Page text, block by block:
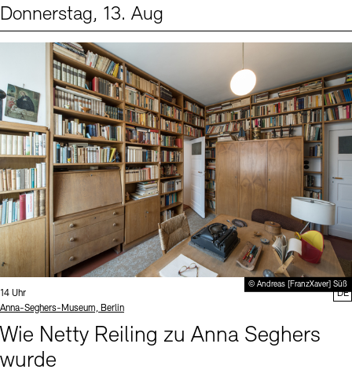
Donnerstag, 13. Aug
© Andreas [FranzXaver] Süß
Uhrzeit:
14 Uhr
Standort
Anna-Seghers-Museum, Berlin
Wie Netty Reiling zu Anna Seghers
wurde
DE